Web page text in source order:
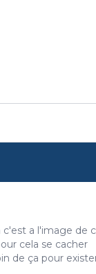
c'est a l'image de
cela se cacher
de ça pour